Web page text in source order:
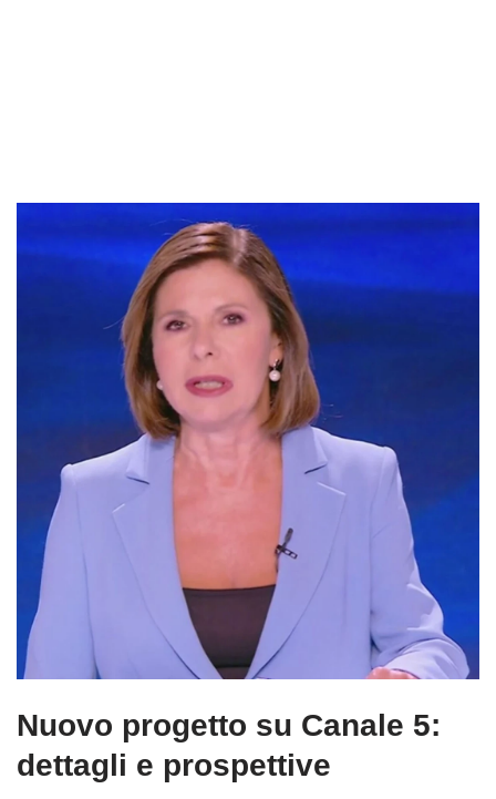
Nuovo progetto su Canale 5:
dettagli e prospettive